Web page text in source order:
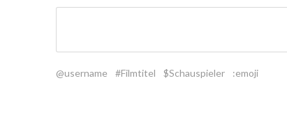
@username #Filmtitel $Schauspieler :emoji